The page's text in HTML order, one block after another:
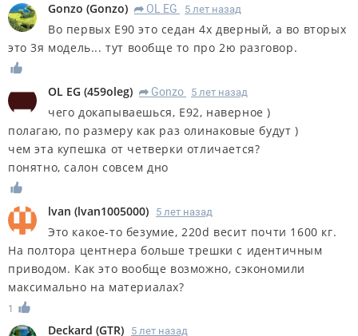
Gonzo (Gonzo) R OL EG 5 лет назад
Во первых Е90 это седан 4х дверный, а во вторых
это 3я модель... тут вообще то про 2ю разговор.
OL EG (459oleg) R Gonzo 5 лет назад
чего докапываешься, Е92, наверное )
полагаю, по размеру как раз олинаковые будут )
чем эта купешка от четверки отличается?
понятно, салон совсем дно
lvan (lvan1005000) 5 лет назад
Это какое-то безумие, 220d весит почти 1600 кг.
На полтора центнера больше трешки с идентичным
приводом. Как это вообще возможно, сэкономили
максимально на материалах?
1
Deckard (GTR) 5 лет назад